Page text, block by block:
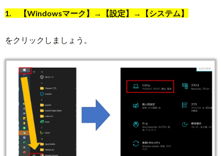
1. 【Windowsマーク】→【設定】→【システム】
をクリックしましょう。